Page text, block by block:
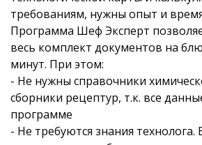
требованиям, нужны опыт и
Программа Шеф Эксперт
весь комплект документов на
минут. При этом:
- Не нужны справочники
сборники рецептур, т.к. все
программе
- Не требуются знания